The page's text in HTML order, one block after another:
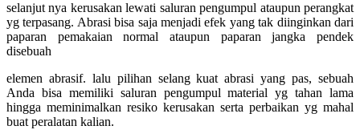
selanjut nya kerusakan lewati saluran pengumpul ataupun perangkat
yg terpasang. Abrasi bisa saja menjadi efek yang tak diinginkan dari
paparan pemakaian normal ataupun paparan jangka pendek
disebuah
elemen abrasif. lalu pilihan selang kuat abrasi yang pas, sebuah
Anda bisa memiliki saluran pengumpul material yg tahan lama
hingga meminimalkan resiko kerusakan serta perbaikan yg mahal
buat peralatan kalian.